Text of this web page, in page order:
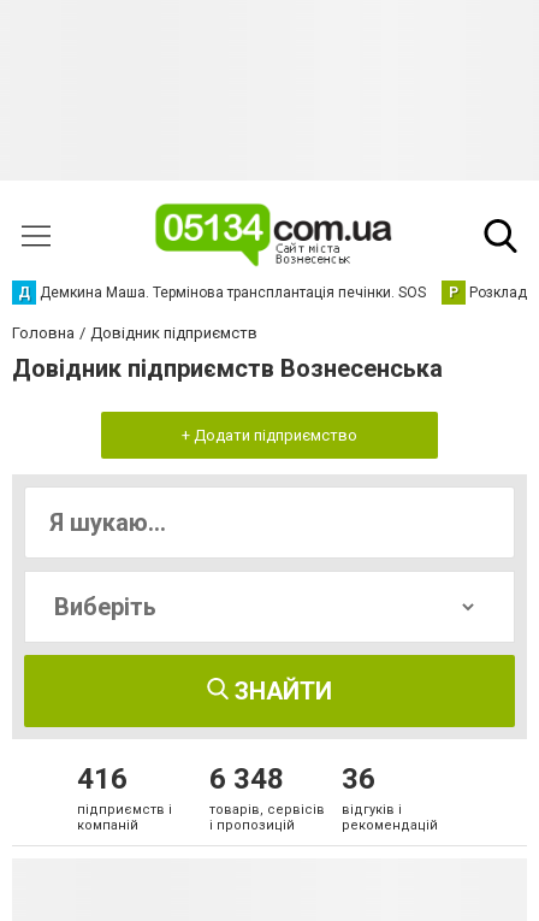
Д Демкина Маша. Термінова трансплантація печінки. SOS Р Розклад
Головна Довідник підприємств
Довідник підприємств Вознесенська
+ Додати підприємство
ЗНАЙТИ
416
підприємств і
компаній
6 348
товарів, сервісів
і пропозицій
36
відгуків і
рекомендацій